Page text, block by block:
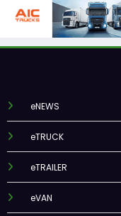
eNEWS
eTRUCK
eTRAILER
eVAN